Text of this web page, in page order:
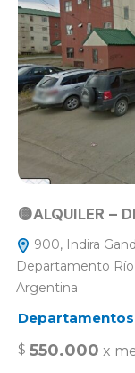
🟡ALQUILER –
900, Indira
Departamento Río
Argentina
Departamentos
$ 550.000 x